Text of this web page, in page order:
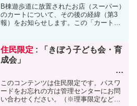
B棟遊歩道に放置されたお店（スーパー）
のカートについて、その後の経緯（第3
報）をお知らせします。この「カートの
「適切な対応」をお願いしたところ、現
在（8月19日）までに、...
住民限定 : 「きぼう子ども会・育
成会」
☆
児童・保護者の登録のお願
このコンテンツは住民限定です。パスワ
ードをお忘れの方は管理センターにお問
い合わせください。（※理事限定など、